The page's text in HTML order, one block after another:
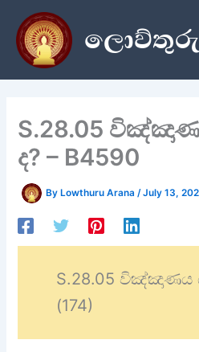
content
S.28.05
ද? – B4590
ByLowthuru Arana /July 13,
S.28.05
(174)